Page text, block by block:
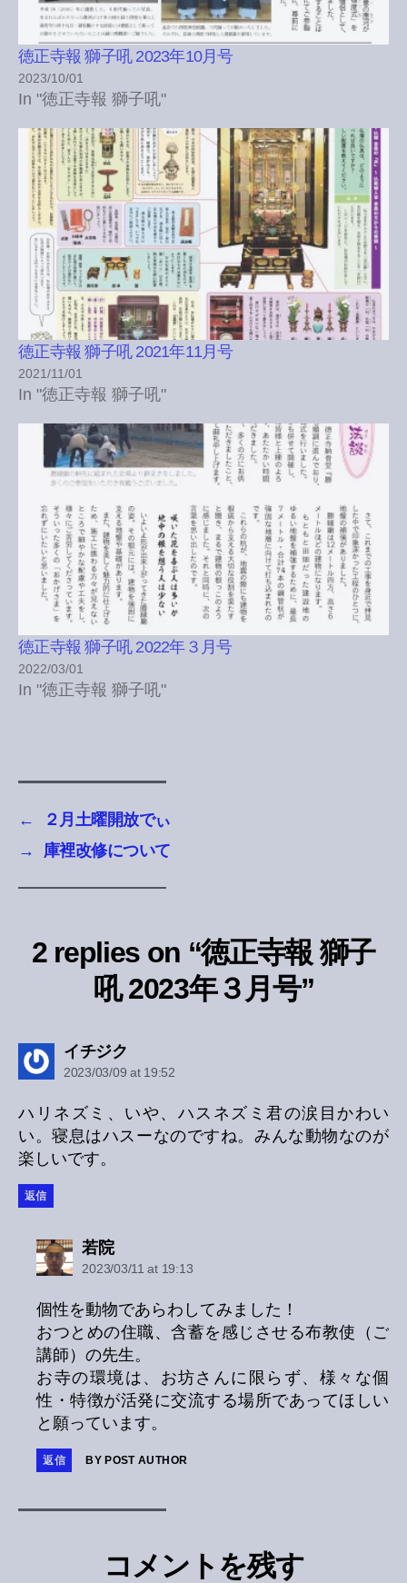
徳正寺報 獅子吼 2023年10月号
2023/10/01
In "徳正寺報 獅子吼"
徳正寺報 獅子吼 2021年11月号
2021/11/01
In "徳正寺報 獅子吼"
徳正寺報 獅子吼 2022年３月号
2022/03/01
In "徳正寺報 獅子吼"
←
２月土曜開放でぃ
→
庫裡改修について
2 replies on “徳正寺報 獅子
吼 2023年３月号”
イチジク
2023/03/09 at 19:52
ハリネズミ、いや、ハスネズミ君の涙目かわい
い。寝息はハスーなのですね。みんな動物なのが
楽しいです。
返信
若院says:
2023/03/11 at 19:13
個性を動物であらわしてみました！
おつとめの住職、含蓄を感じさせる布教使（ご
講師）の先生。
お寺の環境は、お坊さんに限らず、様々な個
性・特徴が活発に交流する場所であってほしい
と願っています。
返信 BY POST AUTHOR
コメントを残す